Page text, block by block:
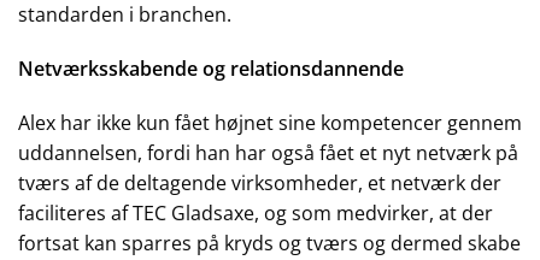
standarden i branchen.
Netværksskabende og relationsdannende
Alex har ikke kun fået højnet sine kompetencer gennem
uddannelsen, fordi han har også fået et nyt netværk på
tværs af de deltagende virksomheder, et netværk der
faciliteres af TEC Gladsaxe, og som medvirker, at der
fortsat kan sparres på kryds og tværs og dermed skabe